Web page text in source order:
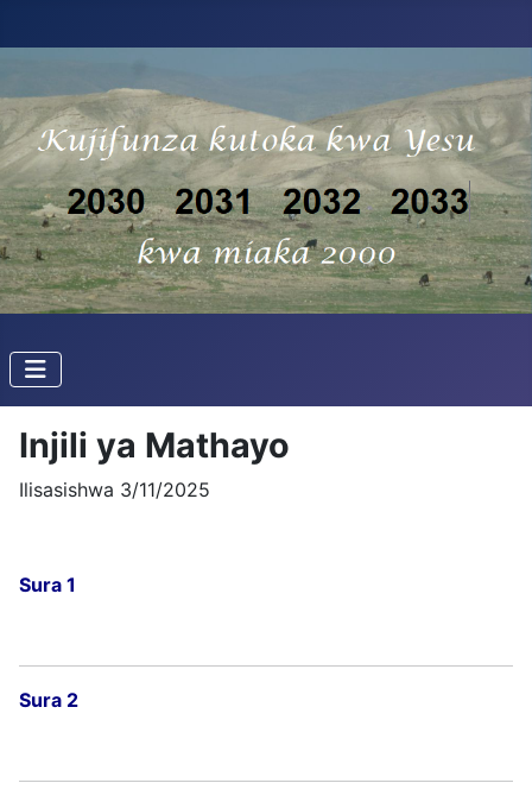
Injili ya Mathayo
Ilisasishwa 3/11/2025
Sura 1
Sura 2